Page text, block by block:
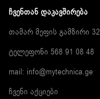
ᲩᲕᲔᲜᲗᲐᲜ ᲓᲐᲙᲐᲕᲨᲘᲠᲔᲑᲐ
თამარ მეფის გამზირი 32
ტელეფონი 568 91 08 48
mail: info@mytechnica.ge
ჩვენი აქციები